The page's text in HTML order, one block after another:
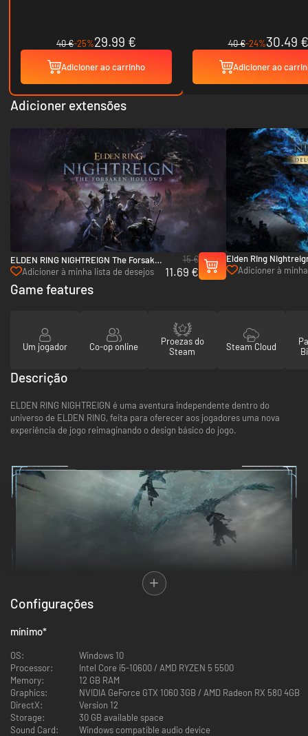
40 €-25%29.99 €
Adicioner ao carrinho
40 €-24%30.49 €
Adicioner ao
Adicioner extensões
ELDEN RING NIGHTREIGN The Forsaken
Hollows - PC (Steam)
Adicioner à minha lista de desejos
15 €
11.69 €
Elden Ring
Deluxe Upgrade
(Steam)
Adicioner à
Game features
Um jogador Co-op online
Proezas do
Steam
Steam Cloud
Descrição
ELDEN RING NIGHTREIGN é uma aventura independente dentro do
universo de ELDEN RING, feita para oferecer aos jogadores uma nova
experiência de jogo reimaginando o design básico do jogo.
LUTEM EM UNIÃO
Una forças com outros jogadores para enfrentar a noite expansiva e os
terão dois dias inteiros para explorar a terra de Limveld enquanto caçam
um dos aterrorizantes Lordes da Noite. Encontre novos companheiros ou
convide amigos em uma experiência cooperativa em constante
mudança.
Configurações
mínimo*
OS:
Windows 10
Processor:
Intel Core i5-10600 / AMD RYZEN 5 5500
Memory:
12 GB RAM
Graphics:
NVIDIA GeForce GTX 1060 3GB / AMD Radeon RX 580 4GB
DirectX:
Version 12
Storage:
30 GB available space
Sound Card:
Windows compatible audio device